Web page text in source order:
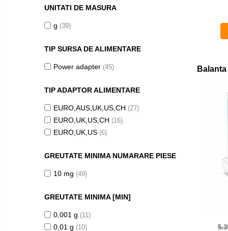
Bare suport (Newtoniene)
Celule de sarcina
UNITATI DE MASURA
g (39)
TIP SURSA DE ALIMENTARE
Power adapter (45)
TIP ADAPTOR ALIMENTARE
EURO,AUS,UK,US,CH (27)
EURO,UK,US,CH (16)
EURO,UK,US (6)
GREUTATE MINIMA NUMARARE PIESE
10 mg (49)
GREUTATE MINIMA [MIN]
0,001 g (11)
0,01 g (10)